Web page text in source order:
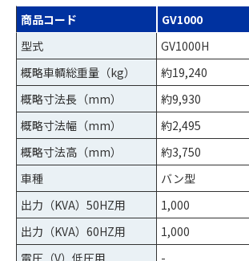
商品コード
GV1000
型式
GV1000H
概略車輌総重量（kg）
約19,240
概略寸法長（mm）
約9,930
概略寸法幅（mm）
約2,495
概略寸法高（mm）
約3,750
車種
バン型
出力（KVA）50HZ用
1,000
出力（KVA）60HZ用
1,000